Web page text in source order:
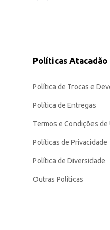
e estabelecimentos comerciais
Políticas Atacadão
Política de Trocas e
Política de Entregas
Termos e Condições de
Políticas de Privacidade
Política de Diversidade
Outras Políticas